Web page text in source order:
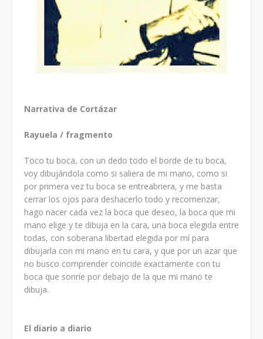
Narrativa de Cortázar
Rayuela / fragmento
Toco tu boca, con un dedo todo el borde de tu boca,
voy dibujándola como si saliera de mi mano, como si
por primera vez tu boca se entreabriera, y me basta
cerrar los ojos para deshacerlo todo y recomenzar,
hago nacer cada vez la boca que deseo, la boca que mi
mano elige y te dibuja en la cara, una boca elegida entre
todas, con soberana libertad elegida por mí para
dibujarla con mi mano en tu cara, y que por un azar que
no busco comprender coincide exactamente con tu
boca que sonríe por debajo de la que mi mano te
dibuja.
El diario a diario